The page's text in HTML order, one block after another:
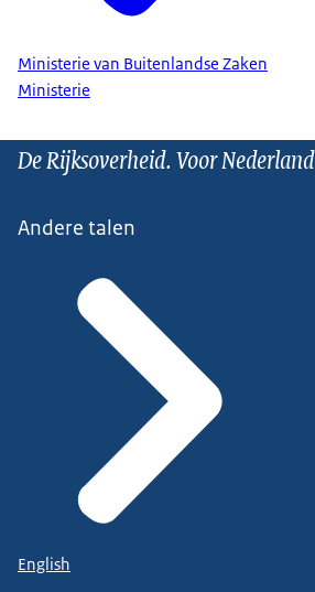
Ministerie van Buitenlandse Zaken
Ministerie
De Rijksoverheid. Voor Nederland
Andere talen
English